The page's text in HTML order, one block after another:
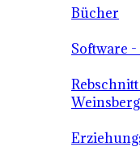
Bücher
Software